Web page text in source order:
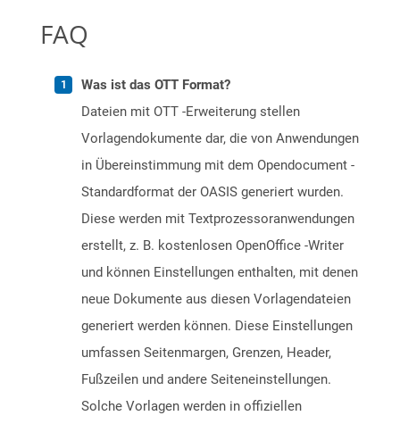
FAQ
Was ist das OTT Format?
Dateien mit OTT -Erweiterung stellen
Vorlagendokumente dar, die von Anwendungen
in Übereinstimmung mit dem Opendocument -
Standardformat der OASIS generiert wurden.
Diese werden mit Textprozessoranwendungen
erstellt, z. B. kostenlosen OpenOffice -Writer
und können Einstellungen enthalten, mit denen
neue Dokumente aus diesen Vorlagendateien
generiert werden können. Diese Einstellungen
umfassen Seitenmargen, Grenzen, Header,
Fußzeilen und andere Seiteneinstellungen.
Solche Vorlagen werden in offiziellen